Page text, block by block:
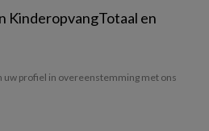
KinderopvangTotaal en
uw profiel in overeenstemming met ons